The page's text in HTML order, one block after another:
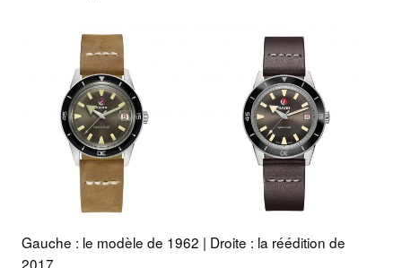
Gauche : le modèle de 1962 | Droite : la réédition de
2017